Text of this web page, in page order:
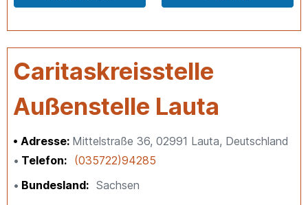
Caritaskreisstelle
Außenstelle Lauta
Adresse: Mittelstraße 36, 02991 Lauta, Deutschland
Telefon
(035722)94285
Bundesland
Sachsen